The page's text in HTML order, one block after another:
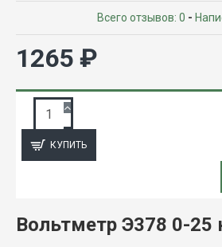
Всего отзывов: 0 -
1265 ₽
КУПИТЬ
Вольтметр Э378 0-25